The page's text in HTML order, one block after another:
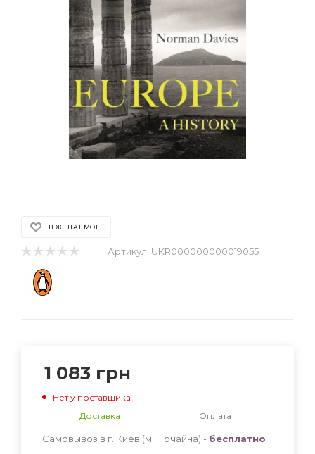
В ЖЕЛАЕМОЕ
Артикул: UKR000000000019055
1 083 грн
Нет у поставщика
Доставка
Оплата
Самовывоз в г. Киев (м. Почайна) - бесплатно